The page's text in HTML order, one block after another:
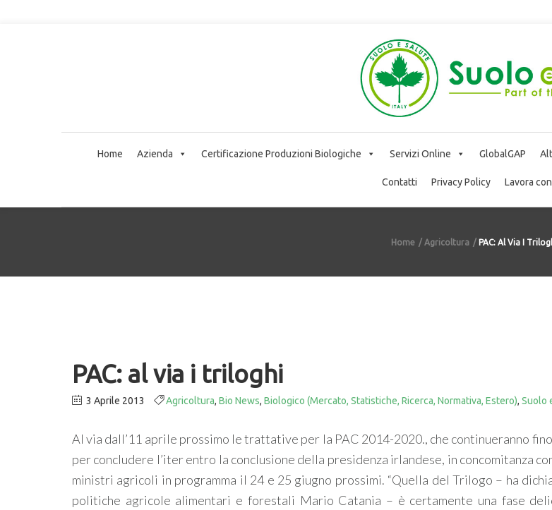
Home Azienda Certificazione Produzioni Biologiche Servizi Online GlobalGAP
Contatti Privacy Policy Lavora
Home Agricoltura PAC: Al Via I
PAC: al via i triloghi
3 Aprile 2013 Agricoltura, Bio News, Biologico (Mercato, Statistiche, Ricerca, Normativa, Estero), Suolo
Al via dall’11 aprile prossimo le trattative per la PAC 2014-2020., che continueranno
per concludere l’iter entro la conclusione della presidenza irlandese, in concomitanza
ministri agricoli in programma il 24 e 25 giugno prossimi. “Quella del Trilogo – ha
politiche agricole alimentari e forestali Mario Catania – è certamente una fase